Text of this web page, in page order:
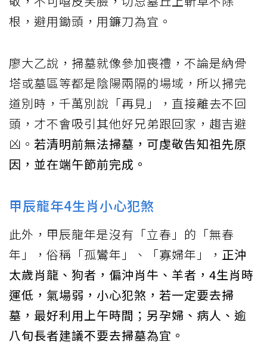
根，避用鋤頭，用鐮刀為宜。
廖大乙說，掃墓就像參加喪禮，不論是納骨
塔或墓區等都是陰陽兩隔的場域，所以掃完
道別時，千萬別說「再見」，直接離去不回
頭，才不會吸引其他好兄弟跟回家，趨吉避
凶。 若清明前無法掃墓，可虔敬告知祖先原
因，並在端午節前完成。
甲辰龍年4生肖小心犯煞
此外，甲辰龍年是沒有「立春」的「無春
年」，俗稱「孤鸞年」、「寡婦年」， 正沖
太歲肖龍、狗者，偏沖肖牛、羊者，4生肖時
運低，氣場弱，小心犯煞，若一定要去掃
墓，最好利用上午時間；另孕婦、病人、逾
八旬長者建議不要去掃墓為宜。